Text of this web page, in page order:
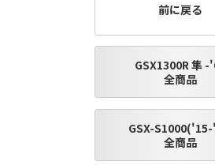
前に戻る
GSX1300R 隼 -
全商品
GSX-
全商品
きましては事前の予告無く変更と
売終了する場合がありますのでご